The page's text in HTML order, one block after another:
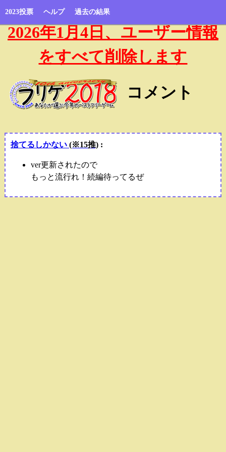
2023投票 ヘルプ 過去の結果
2026年1月4日、ユーザー情報
をすべて削除します
コメント
捨てるしかない (※15推):
ver更新されたので
もっと流行れ！続編待ってるぜ